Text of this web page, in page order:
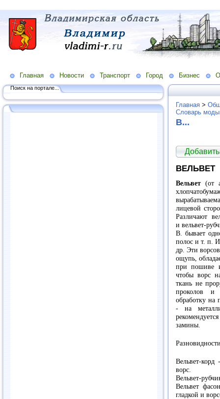
Главная Новости Транспорт Город Бизнес
Поиск на портале...
Главная >
Словарь
В...
ВЕЛЬВЕТ
Вельвет (от
лицевой
Различают
и вельвет-
В. бывает
полос и т. п.
др. Эти
ощупь,
при пошиве
чтобы ворс
ткань не
проколов и
обработку на
- на
замины.
Вельвет-
ворс.
Вельвет-
Вельвет
гладкой и